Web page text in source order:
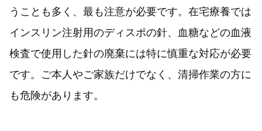
うことも多く、最も注意が必要です。在宅療養では
インスリン注射用のディスポの針、血糖などの血液
検査で使用した針の廃棄には特に慎重な対応が必要
です。ご本人やご家族だけでなく、清掃作業の方に
も危険があります。